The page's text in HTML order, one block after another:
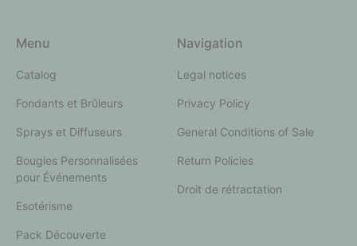
Menu
Catalog
Fondants et Brûleurs
Sprays et Diffuseurs
Bougies Personnalisées
pour Événements
Esotérisme
Pack Découverte
Navigation
Legal notices
Privacy Policy
General Conditions of Sale
Return Policies
Droit de rétractation